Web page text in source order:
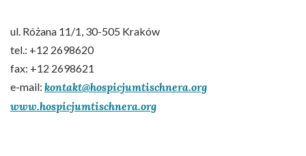
ul. Różana 11/1, 30-505 Kraków
tel.: +12 2698620
fax: +12 2698621
e-mail: kontakt@hospicjumtischnera.org
www.hospicjumtischnera.org